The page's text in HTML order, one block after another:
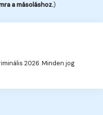
a másoláshoz.)
2026. Minden jog